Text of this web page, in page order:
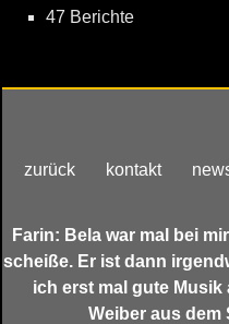
47 Berichte
zurück kontakt
Farin: Bela war mal bei
scheiße. Er ist dann
ich erst mal gute
Weiber aus dem